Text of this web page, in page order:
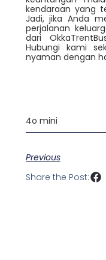
kendaraan yang
Jadi, jika Anda
perjalanan
dari
Hubungi kami
nyaman dengan
4o mini
Previous
Share the Post: